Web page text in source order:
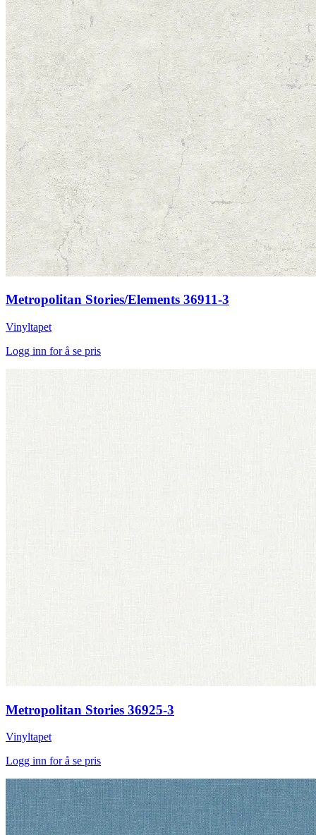
Metropolitan Stories/Elements 36911-3
Vinyltapet
Logg inn for å se pris
Metropolitan Stories 36925-3
Vinyltapet
Logg inn for å se pris